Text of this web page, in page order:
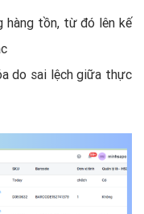
hàng tồn, từ đó lên kế
do sai lệch giữa thực